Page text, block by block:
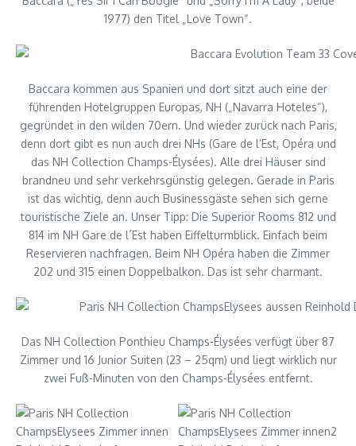
1977) den Titel „Love Town“.
Baccara kommen aus Spanien und dort sitzt auch eine der
führenden Hotelgruppen Europas, NH („Navarra Hoteles“),
gegründet in den wilden 70ern. Und wieder zurück nach Paris,
denn dort gibt es nun auch drei NHs (Gare de l’Est, Opéra und
das NH Collection Champs-Élysées). Alle drei Häuser sind
brandneu und sehr verkehrsgünstig gelegen. Gerade in Paris
ist das wichtig, denn auch Businessgäste sehen sich gerne
touristische Ziele an. Unser Tipp: Die Superior Rooms 812 und
814 im NH Gare de l´Est haben Eiffelturmblick. Einfach beim
Reservieren nachfragen. Beim NH Opéra haben die Zimmer
202 und 315 einen Doppelbalkon. Das ist sehr charmant.
Das NH Collection Ponthieu Champs-Élysées verfügt über 87
Zimmer und 16 Junior Suiten (23 – 25qm) und liegt wirklich nur
zwei Fuß-Minuten von den Champs-Élysées entfernt.